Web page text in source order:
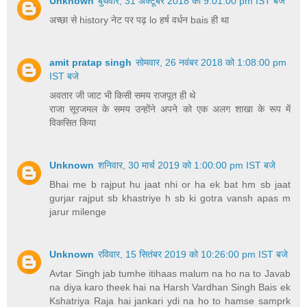
अच्छा से history नेट पर पढ़ lo हर्ष वर्धन bais ही था
amit pratap singh सोमवार, 26 नवंबर 2018 को 1:08:00 pm
IST बजे
अवतार जी जाट भी किसी समय राजपूत ही थे
राजा सूरजमल के समय उन्होंने अपने को एक अलग शाखा के रूप में
विकसित किया
Unknown शनिवार, 30 मार्च 2019 को 1:00:00 pm IST बजे
Bhai me b rajput hu jaat nhi or ha ek bat hm sb jaat
gurjar rajput sb khastriye h sb ki gotra vansh apas m
jarur milenge
Unknown रविवार, 15 सितंबर 2019 को 10:26:00 pm IST बजे
Avtar Singh jab tumhe itihaas malum na ho na to Javab
na diya karo theek hai na Harsh Vardhan Singh Bais ek
Kshatriya Raja hai jankari ydi na ho to hamse samprk